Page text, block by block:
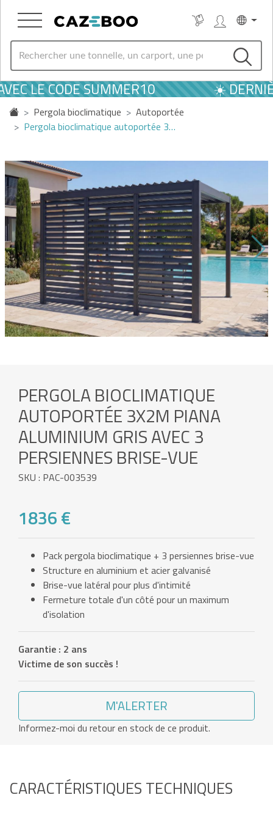
LE CODE SUMMER10 ☀️
Pergola bioclimatique
Autoportée
Pergola bioclimatique autoportée 3…
PERGOLA BIOCLIMATIQUE
AUTOPORTÉE 3X2M PIANA
ALUMINIUM GRIS AVEC 3
PERSIENNES BRISE-VUE
SKU : PAC-003539
1836 €
Pack pergola bioclimatique + 3 persiennes brise-vue
Structure en aluminium et acier galvanisé
Brise-vue latéral pour plus d'intimité
Fermeture totale d'un côté pour un maximum
d'isolation
Garantie : 2 ans
Victime de son succès !
M'ALERTER
Informez-moi du retour en stock de ce produit.
CARACTÉRISTIQUES TECHNIQUES